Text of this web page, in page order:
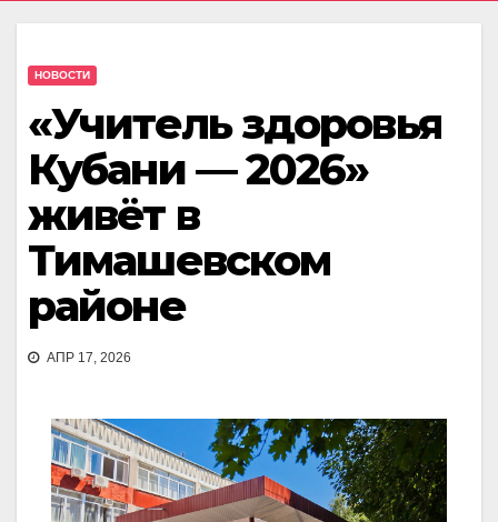
НОВОСТИ
«Учитель здоровья
Кубани — 2026»
живёт в
Тимашевском
районе
АПР 17, 2026